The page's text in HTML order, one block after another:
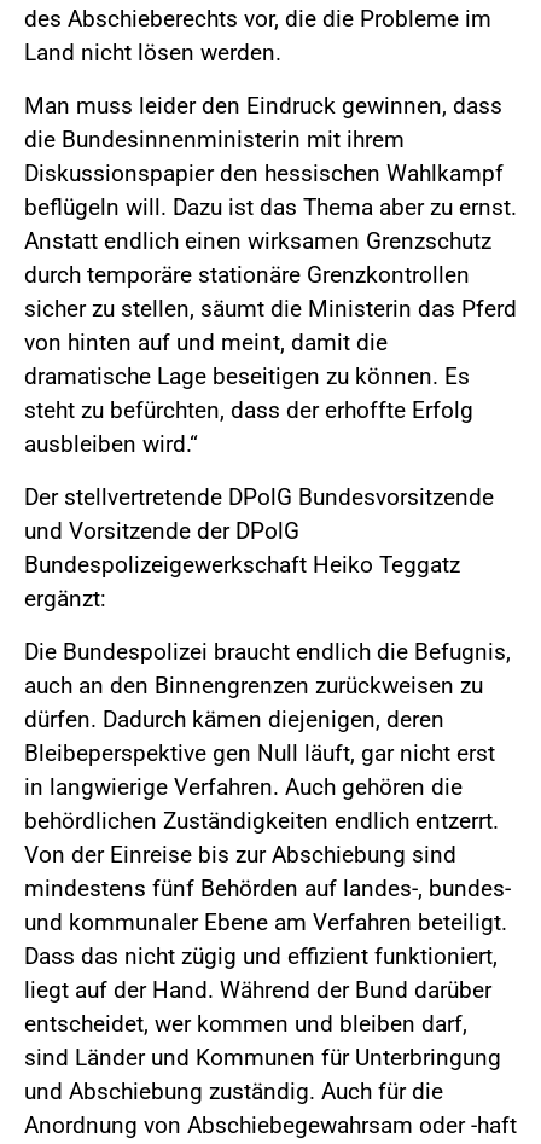
des Abschieberechts vor, die die Probleme im
Land nicht lösen werden.
Man muss leider den Eindruck gewinnen, dass
die Bundesinnenministerin mit ihrem
Diskussionspapier den hessischen Wahlkampf
beflügeln will. Dazu ist das Thema aber zu ernst.
Anstatt endlich einen wirksamen Grenzschutz
durch temporäre stationäre Grenzkontrollen
sicher zu stellen, säumt die Ministerin das Pferd
von hinten auf und meint, damit die
dramatische Lage beseitigen zu können. Es
steht zu befürchten, dass der erhoffte Erfolg
ausbleiben wird.“
Der stellvertretende DPolG Bundesvorsitzende
und Vorsitzende der DPolG
Bundespolizeigewerkschaft Heiko Teggatz
ergänzt:
Die Bundespolizei braucht endlich die Befugnis,
auch an den Binnengrenzen zurückweisen zu
dürfen. Dadurch kämen diejenigen, deren
Bleibeperspektive gen Null läuft, gar nicht erst
in langwierige Verfahren. Auch gehören die
behördlichen Zuständigkeiten endlich entzerrt.
Von der Einreise bis zur Abschiebung sind
mindestens fünf Behörden auf landes-, bundes-
und kommunaler Ebene am Verfahren beteiligt.
Dass das nicht zügig und effizient funktioniert,
liegt auf der Hand. Während der Bund darüber
entscheidet, wer kommen und bleiben darf,
sind Länder und Kommunen für Unterbringung
und Abschiebung zuständig. Auch für die
Anordnung von Abschiebegewahrsam oder -haft